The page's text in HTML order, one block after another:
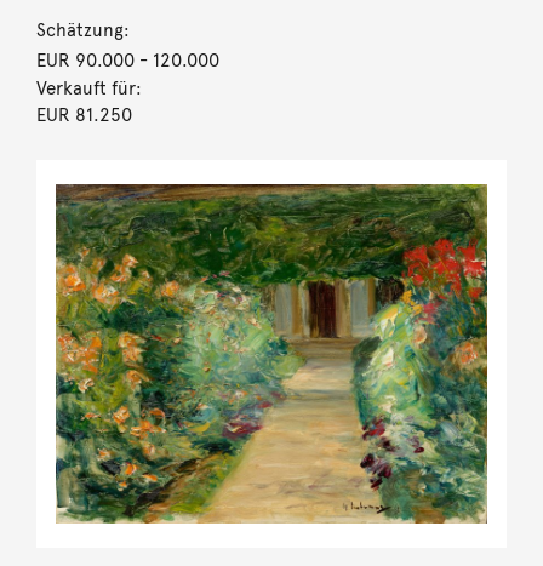
Schätzung:
EUR 90.000- 120.000
Verkauft für:
EUR 81.250